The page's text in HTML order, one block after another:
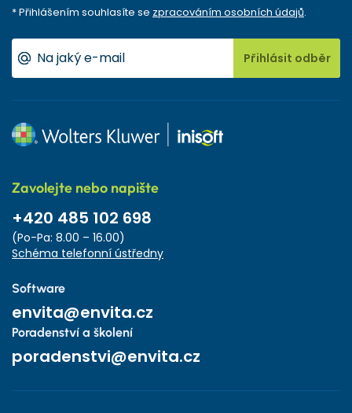
* Přihlášením souhlasíte se zpracováním osobních údajů.
Přihlásit odběr
Zavolejte nebo napište
+420 485 102 698
(Po-Pa: 8.00 – 16.00)
Schéma telefonní ústředny
Software
envita@envita.cz
Poradenství a školení
poradenstvi@envita.cz